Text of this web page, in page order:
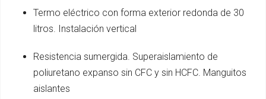
Termo eléctrico con forma exterior redonda de 30
litros. Instalación vertical
Resistencia sumergida. Superaislamiento de
poliuretano expanso sin CFC y sin HCFC. Manguitos
aislantes